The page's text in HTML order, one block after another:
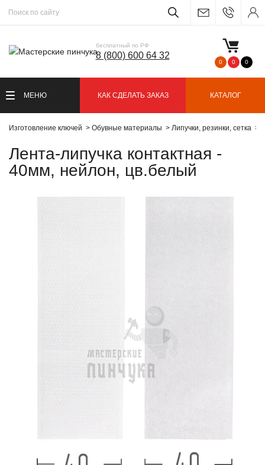
бесплатный по РФ
8 (800) 600 64 32
0 0 0
МЕНЮ КАК СДЕЛАТЬ ЗАКАЗ КАТАЛОГ
Изготовление ключей Обувные материалы Липучки, резинки, сетка
Лента-липучка контактная -
40мм, нейлон, цв.белый